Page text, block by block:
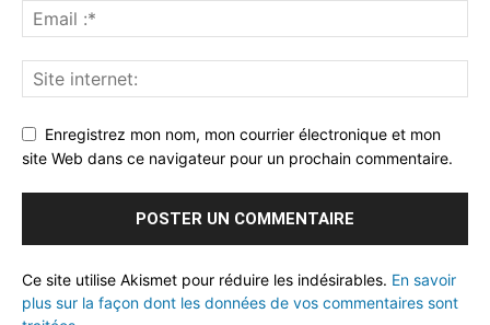
Enregistrez mon nom, mon courrier électronique et mon
site Web dans ce navigateur pour un prochain commentaire.
Ce site utilise Akismet pour réduire les indésirables. En savoir
plus sur la façon dont les données de vos commentaires sont